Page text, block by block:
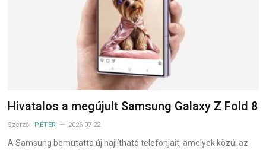
Hivatalos a megújult Samsung Galaxy Z Fold 8
Szerző: PÉTER 2026-07-22
A Samsung bemutatta új hajlítható telefonjait, amelyek közül az